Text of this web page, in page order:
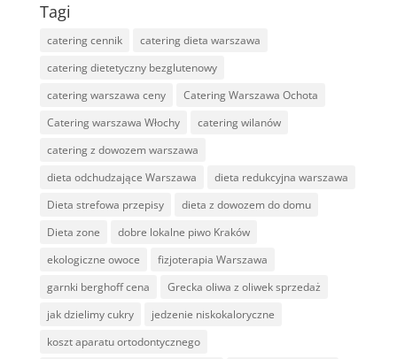
Tagi
catering cennik
catering dieta warszawa
catering dietetyczny bezglutenowy
catering warszawa ceny
Catering Warszawa Ochota
Catering warszawa Włochy
catering wilanów
catering z dowozem warszawa
dieta odchudzające Warszawa
dieta redukcyjna warszawa
Dieta strefowa przepisy
dieta z dowozem do domu
Dieta zone
dobre lokalne piwo Kraków
ekologiczne owoce
fizjoterapia Warszawa
garnki berghoff cena
Grecka oliwa z oliwek sprzedaż
jak dzielimy cukry
jedzenie niskokaloryczne
koszt aparatu ortodontycznego